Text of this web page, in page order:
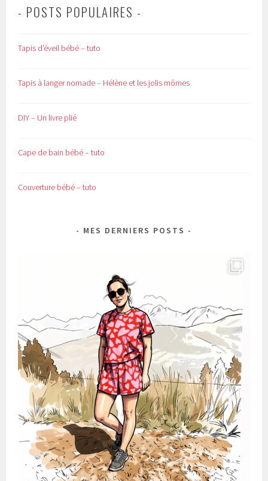
- POSTS POPULAIRES -
Tapis d’éveil bébé – tuto
Tapis à langer nomade – Hélène et les jolis mômes
DIY – Un livre plié
Cape de bain bébé – tuto
Couverture bébé – tuto
MES DERNIERS POSTS